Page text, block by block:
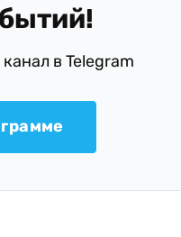
в Telegram